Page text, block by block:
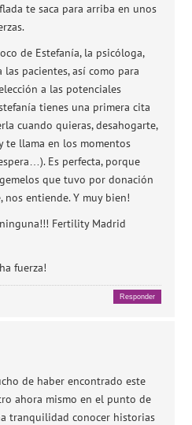
te saca para arriba en unos
de Estefanía, la psicóloga,
pacientes, así como para
a las potenciales
tienes una primera cita
cuando quieras, desahogarte,
llama en los momentos
Es perfecta, porque
que tuvo por donación
nos entiende. Y muy bien!
Fertility Madrid
fuerza!
Responder
de haber encontrado este
ahora mismo en el punto de
tranquilidad conocer historias